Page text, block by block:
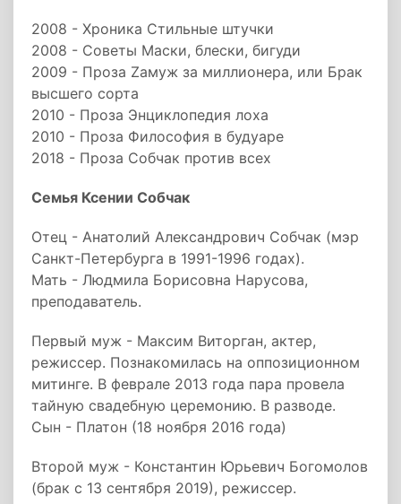
2008 - Хроника Стильные штучки
2008 - Советы Маски, блески, бигуди
2009 - Проза Zамуж за миллионера, или Брак
высшего сорта
2010 - Проза Энциклопедия лоха
2010 - Проза Философия в будуаре
2018 - Проза Собчак против всех
Семья Ксении Собчак
Отец - Анатолий Александрович Собчак (мэр
Санкт-Петербурга в 1991-1996 годах).
Мать - Людмила Борисовна Нарусова,
преподаватель.
Первый муж - Максим Виторган, актер,
режиссер. Познакомилась на оппозиционном
митинге. В феврале 2013 года пара провела
тайную свадебную церемонию. В разводе.
Сын - Платон (18 ноября 2016 года)
Второй муж - Константин Юрьевич Богомолов
(брак с 13 сентября 2019), режиссер.